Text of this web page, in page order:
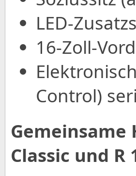
LED-
16-Zoll-
Control)
Gemeinsame
Classic und R